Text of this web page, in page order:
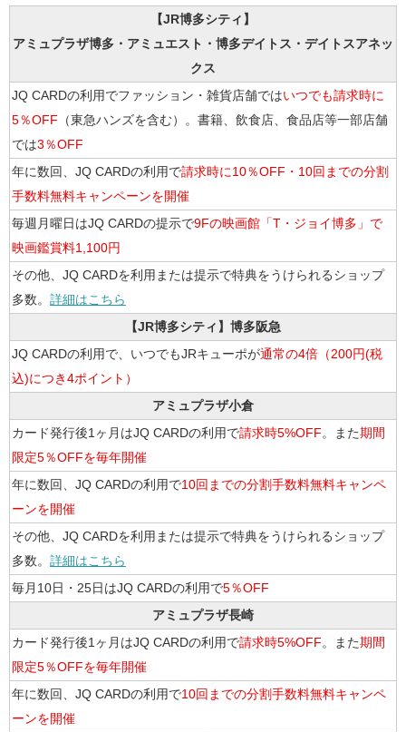
【JR博多シティ】
アミュプラザ博多・アミュエスト・博多デイトス・デイトスアネッ
クス
JQ CARDの利用でファッション・雑貨店舗ではいつでも請求時に
5％OFF （東急ハンズを含む）。書籍、飲食店、食品店等一部店舗
では3％OFF
年に数回、JQ CARDの利用で請求時に10％OFF・10回までの分割
手数料無料キャンペーンを開催
毎週月曜日はJQ CARDの提示で9Fの映画館「T・ジョイ博多」で
映画鑑賞料1,100円
その他、JQ CARDを利用または提示で特典をうけられるショップ
多数。 詳細はこちら
【JR博多シティ】博多阪急
JQ CARDの利用で、いつでもJRキューポが通常の4倍（200円(税
込)につき4ポイント）
アミュプラザ小倉
カード発行後1ヶ月はJQ CARDの利用で請求時5%OFF。また期間
限定5％OFFを毎年開催
年に数回、JQ CARDの利用で10回までの分割手数料無料キャンペ
ーンを開催
その他、JQ CARDを利用または提示で特典をうけられるショップ
多数。 詳細はこちら
毎月10日・25日はJQ CARDの利用で5％OFF
アミュプラザ長崎
カード発行後1ヶ月はJQ CARDの利用で請求時5%OFF。また期間
限定5％OFFを毎年開催
年に数回、JQ CARDの利用で10回までの分割手数料無料キャンペ
ーンを開催